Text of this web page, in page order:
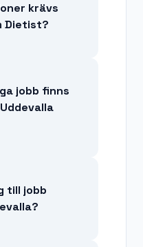
krävs
Dietist?
jobb finns
till jobb